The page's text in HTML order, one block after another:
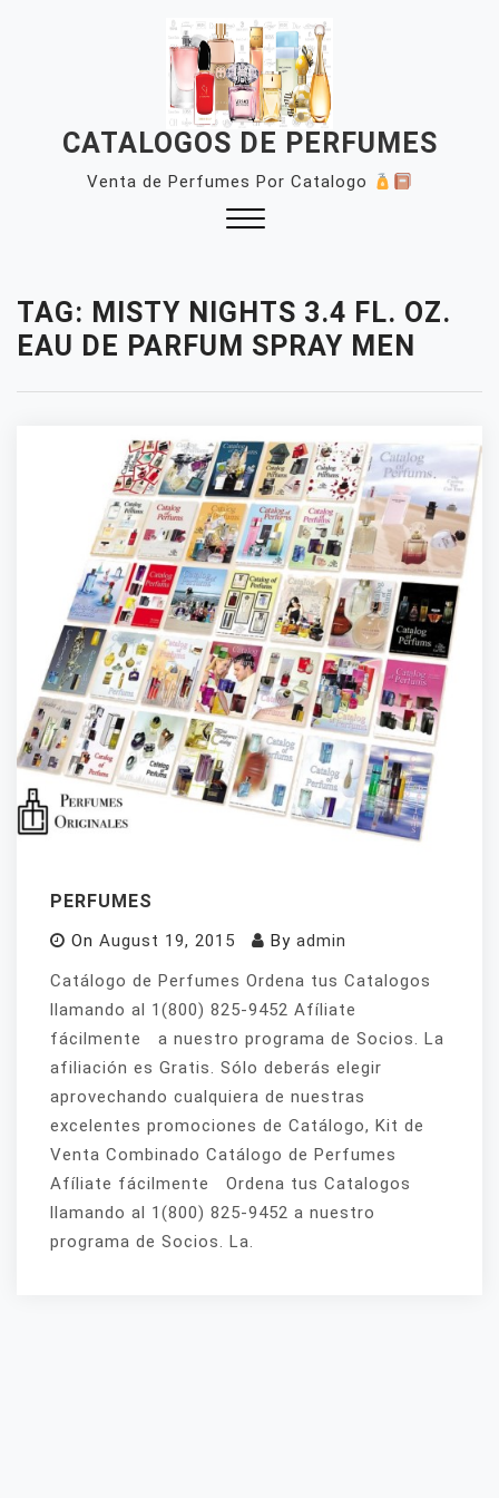
CATALOGOS DE PERFUMES
Venta de Perfumes Por Catalogo
TAG: MISTY NIGHTS 3.4 FL. OZ.
EAU DE PARFUM SPRAY MEN
PERFUMES
On August 19, 2015 By admin
Catálogo de Perfumes Ordena tus Catalogos
llamando al 1(800) 825-9452 Afíliate
fácilmente a nuestro programa de Socios. La
afiliación es Gratis. Sólo deberás elegir
aprovechando cualquiera de nuestras
excelentes promociones de Catálogo, Kit de
Venta Combinado Catálogo de Perfumes
Afíliate fácilmente Ordena tus Catalogos
llamando al 1(800) 825-9452 a nuestro
programa de Socios. La.